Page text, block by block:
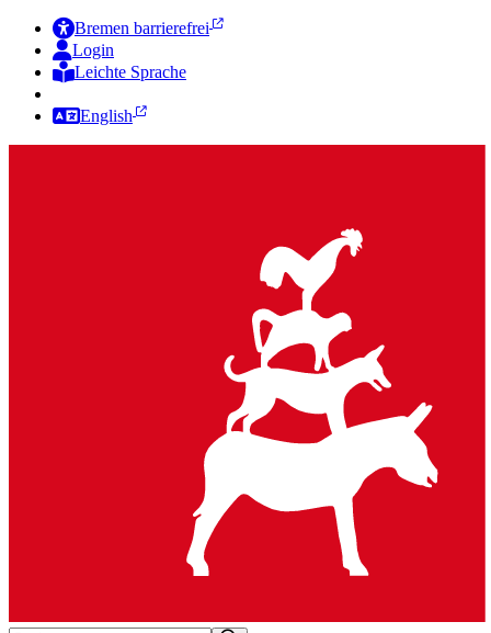
Bremen barrierefrei
Login
Leichte Sprache
English